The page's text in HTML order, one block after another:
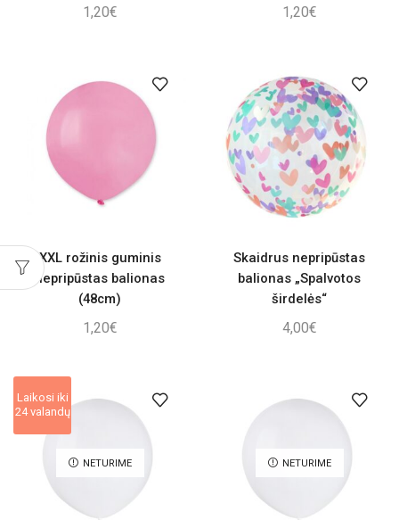
1,20€ 1,20€
XXL rožinis guminis
nepripūstas balionas
(48cm)
1,20€
Skaidrus nepripūstas
balionas „Spalvotos
širdelės“
4,00€
NETURIME
Laikosi iki
24 valandų
NETURIME